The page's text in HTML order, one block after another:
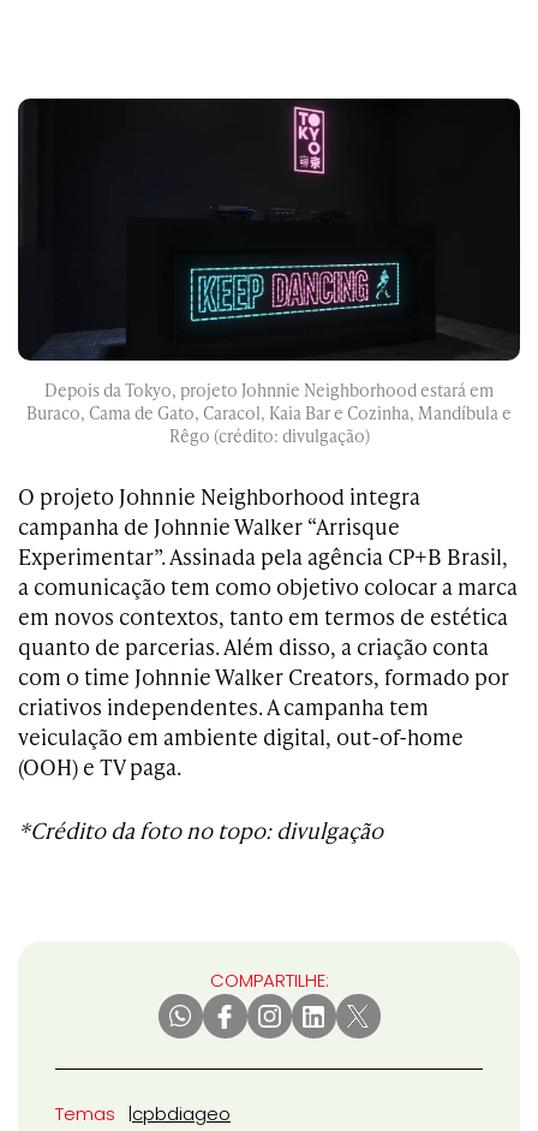
Depois da Tokyo, projeto Johnnie Neighborhood estará em
Buraco, Cama de Gato, Caracol, Kaia Bar e Cozinha, Mandíbula e
Rêgo (crédito: divulgação)
O projeto Johnnie Neighborhood integra
campanha de Johnnie Walker “Arrisque
Experimentar”. Assinada pela agência CP+B Brasil,
a comunicação tem como objetivo colocar a marca
em novos contextos, tanto em termos de estética
quanto de parcerias. Além disso, a criação conta
com o time Johnnie Walker Creators, formado por
criativos independentes. A campanha tem
veiculação em ambiente digital, out-of-home
(OOH) e TV paga.
*Crédito da foto no topo: divulgação
COMPARTILHE:
Temas cpbdiageo